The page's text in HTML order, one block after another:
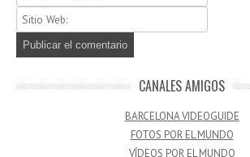
CANALES AMIGOS
BARCELONA VIDEOGUIDE
FOTOS POR EL MUNDO
VÍDEOS POR EL MUNDO